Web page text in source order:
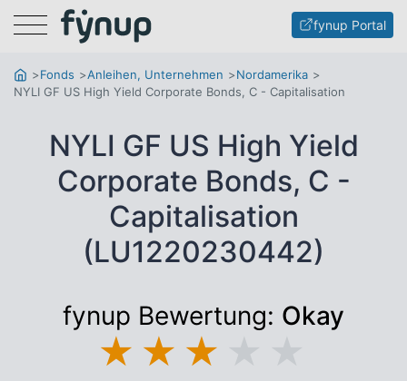
Menu fynup Portal
Fonds Anleihen, Unternehmen
Nordamerika
NYLI GF US High Yield Corporate Bonds, C - Capitalisation
NYLI GF US High Yield
Corporate Bonds, C -
Capitalisation
(LU1220230442)
fynup Bewertung: Okay
★ ★ ★